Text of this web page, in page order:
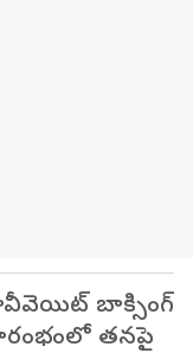
బాక్సింగ్
తనపై